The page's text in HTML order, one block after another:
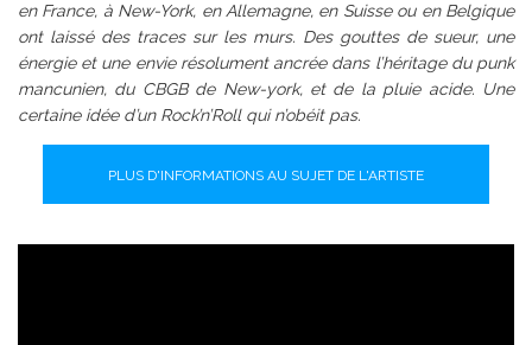
en France, à New-York, en Allemagne, en Suisse ou en Belgique
ont laissé des traces sur les murs. Des gouttes de sueur, une
énergie et une envie résolument ancrée dans l’héritage du punk
mancunien, du CBGB de New-york, et de la pluie acide. Une
certaine idée d’un Rock’n’Roll qui n’obéit pas.
PLUS D'INFORMATIONS AU SUJET DE L'ARTISTE